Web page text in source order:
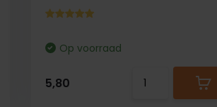
Op voorraad
5,80